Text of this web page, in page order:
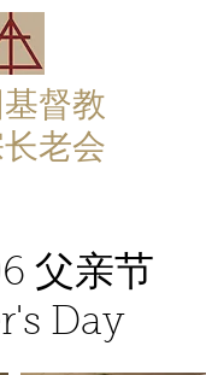
督教
老会
父亲节
Day